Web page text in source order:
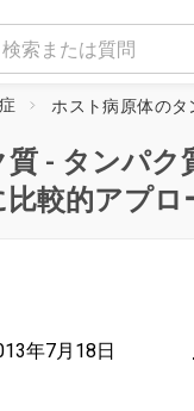
- タンパク
較的アプロ
年7月18日